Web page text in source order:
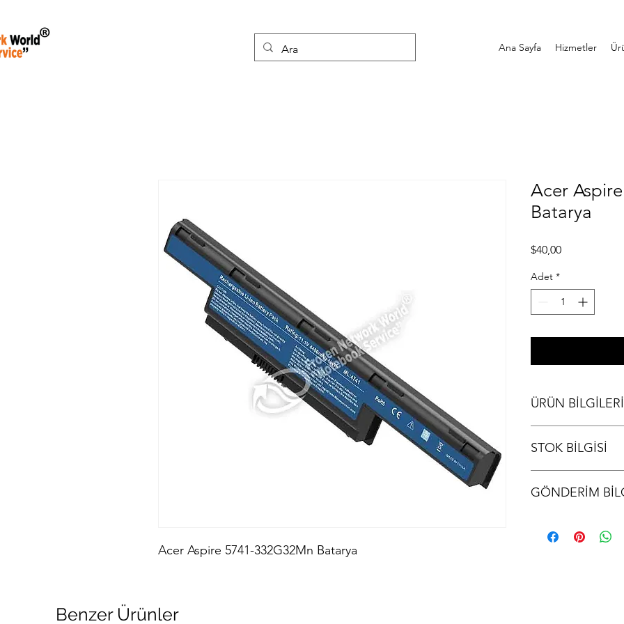
Ana Sayfa Hizmetler
Acer Aspire 5741-332G32Mn Batarya
Acer
Batarya
$40,00Fiyat
Adet *
ÜRÜN BİLGİLERİ
STOK BİLGİSİ
GÖNDERİM
kodu iletilir.
Benzer Ürünler